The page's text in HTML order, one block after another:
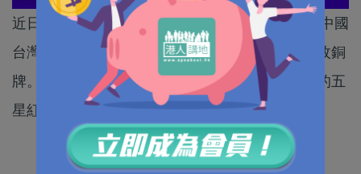
近日，2023年亞太大師運動會在韓國舉辦。來自中國
台灣地區的跆拳道選手李東憲，在比賽中獲得一枚銅
牌。在頒奬台領獎時，李東憲隨即舉起預先準備的五
星紅旗，事件引起兩岸關注。